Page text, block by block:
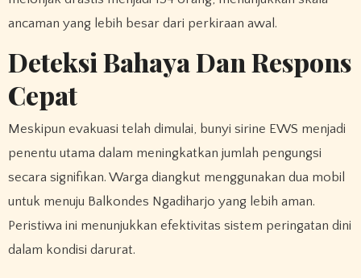
ancaman yang lebih besar dari perkiraan awal.
Deteksi Bahaya Dan Respons
Cepat
Meskipun evakuasi telah dimulai, bunyi sirine EWS menjadi
penentu utama dalam meningkatkan jumlah pengungsi
secara signifikan. Warga diangkut menggunakan dua mobil
untuk menuju Balkondes Ngadiharjo yang lebih aman.
Peristiwa ini menunjukkan efektivitas sistem peringatan dini
dalam kondisi darurat.